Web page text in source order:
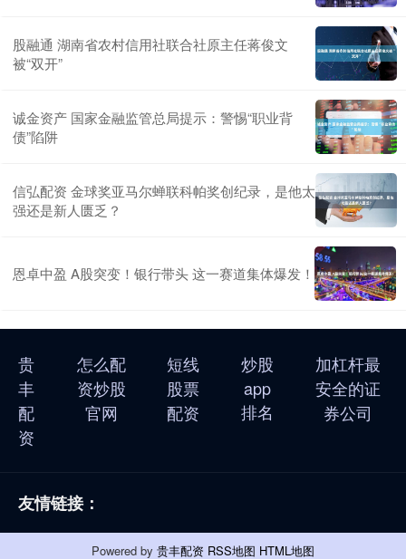
股融通 湖南省农村信用社联合社原主任蒋俊文
被“双开”
诚金资产 国家金融监管总局提示：警惕“职业背
债”陷阱
信弘配资 金球奖亚马尔蝉联科帕奖创纪录，是他太
强还是新人匮乏？
恩卓中盈 A股突变！银行带头 这一赛道集体爆发！
贵
丰
配
资
怎么配
资炒股
官网
短线
股票
配资
炒股
app
排名
加杠杆最
安全的证
券公司
友情链接：
Powered by 贵丰配资 RSS地图 HTML地图